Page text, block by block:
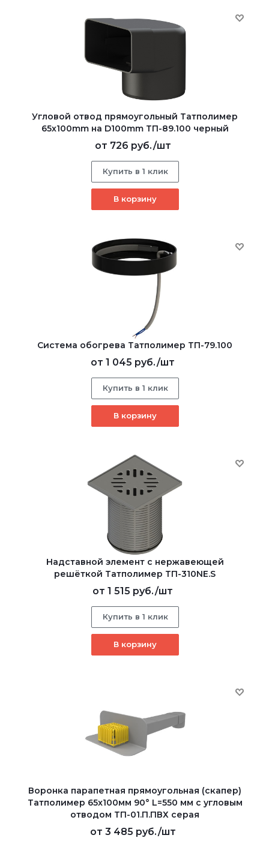
Угловой отвод прямоугольный Татполимер
65х100mm на D100mm ТП-89.100 черный
от 726 руб./шт
Купить в 1 клик
В корзину
Система обогрева Татполимер ТП-79.100
от 1 045 руб./шт
Купить в 1 клик
В корзину
Надставной элемент с нержавеющей
решёткой Татполимер ТП-310NE.S
от 1 515 руб./шт
Купить в 1 клик
В корзину
Воронка парапетная прямоугольная (скапер)
Татполимер 65x100мм 90° L=550 мм с угловым
отводом ТП-01.П.ПВХ серая
от 3 485 руб./шт